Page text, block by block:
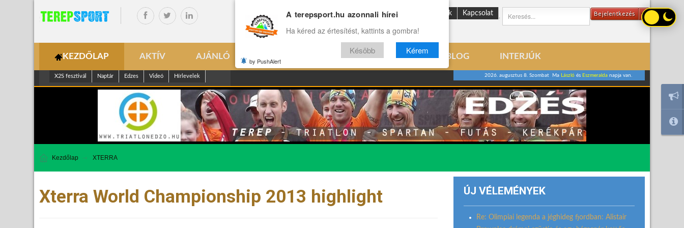
Bejelentkezés
ENG Reviews Archívum Rólunk Kapcsolat
KEZDŐLAP AKTÍV AJÁNLÓ ÉLETMÓD VILÁG BLOG INTERJÚK
X2S fesztivál Naptár Edzes Videó Hírlevelek 2026. augusztus 8. Szombat Ma Lászlóés Eszmeraldanapja van.
Kezdőlap XTERRA
Xterra World Championship 2013 highlight ÚJ VÉLEMÉNYEK
Re: Olimpiai legenda a jéghideg fjordban: Alistair
A terepsport.hu azonnali hírei
Ha kéred az értesítést, kattints a gombra!
Késöbb Kérem
by PushAlert